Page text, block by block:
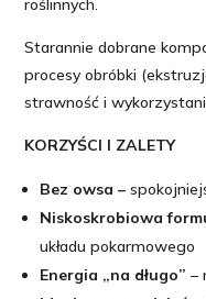
roślinnych.
Starannie dobrane
procesy obróbki
strawność i
KORZYŚCI I ZALETY
Bez owsa –
Niskoskrobiowa
układu pokarmowego
Energia „na długo”–